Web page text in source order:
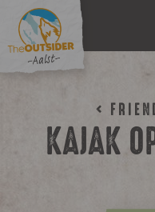
<
KAJAK